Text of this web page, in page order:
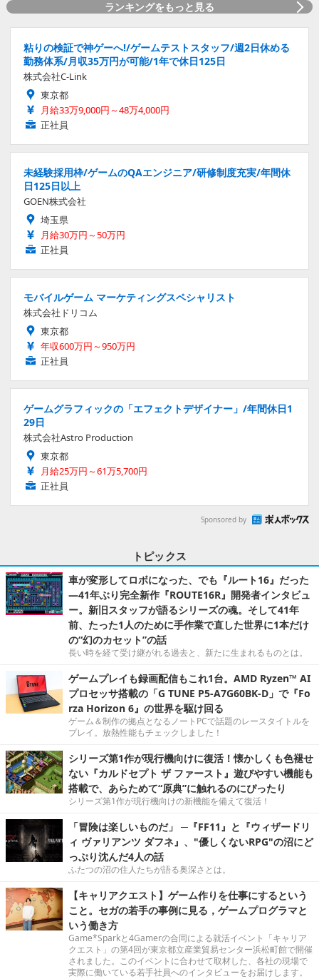
ランキングをもっと見る
粘りの検証で神ゲーへ!/ゲームテストスタッフ/週2日休める
勤務体系/月収35万円が可能/1年で休日125日
株式会社C-Link
東京都
月給33万9,000円～48万4,000円
正社員
未経験採用枠/ゲームのQAエンジニア/研修制度充実/年間休
日125日以上
GOEN株式会社
埼玉県
月給30万円～50万円
正社員
モバイルゲーム マーケティングスペシャリスト
株式会社ドリコム
東京都
年収600万円～950万円
正社員
ゲームグラフィックの「エフェクトデザイナー」/年間休日1
29日
株式会社Astro Production
東京都
月給25万円～61万5,700円
正社員
Sponsored by
トピックス
車が変形してロボになった、でも『ルート16』だった
―41年ぶり完全新作『ROUTE16R』開発者インタビュ
ー。新旧スタッフが語るシリーズの魂。そして41年
前、たった1人のために手作業で直した世界に1本だけ
の“幻のカセット”の話
長い時を経て受け継がれる過去と、新たに生まれるものとは。
ゲームプレイも録画配信もこれ1台。AMD Ryzen™ AI
プロセッサ搭載の「G TUNE P5-A7G60BK-D」で『Fo
rza Horizon 6』の世界を駆け回る
ゲーム＆制作の拠点となるノートPCで話題のレースタイトルを
プレイ。放熱性能もチェックしました！
シリーズ第1作が現行機向けに復活！懐かしくも色褪せ
ない『カルドセプト ザ ファースト』遊びやすい機能も
搭載で、あらためて“原典”に触れるのにぴったり
シリーズ第1作が現行機向けの新機能を備えて復活！
「冒険は楽しいものだ」 ─『FF11』と『ウィザードリ
ィ ヴァリアンツ ダフネ』、"優しくないRPG"の沼にど
っぷり沈んだ4人の話
ふたつの沼の住人たちが語る奥深さとは。
【キャリアクエスト】ゲーム作りを仕事にするという
こと。セガの若手の事例に見る，ゲームプログラマと
いう働き方
Game*Sparkと4Gamerの合同による就活イベント「キャリア
クエスト」の第4回が東京都立産業貿易センター浜松町館で開催
されました。このイベントに合わせて取材した、各社の現場で
実際に働いている若手社員へのインタビューをお届けします。